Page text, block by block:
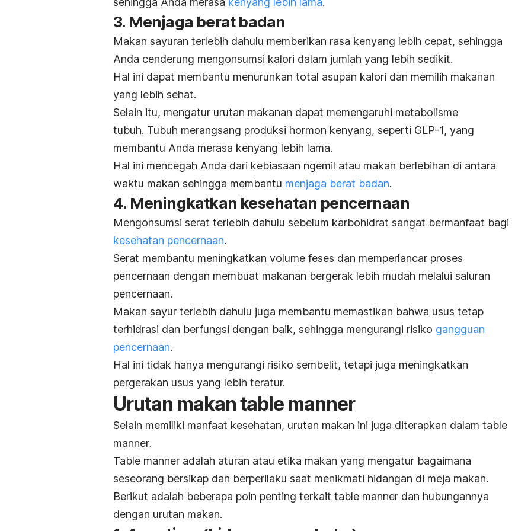
3. Menjaga berat badan
Makan sayuran terlebih dahulu memberikan rasa kenyang lebih cepat, sehingga
Anda cenderung mengonsumsi kalori dalam jumlah yang lebih sedikit.
Hal ini dapat membantu menurunkan total asupan kalori dan memilih makanan
yang lebih sehat.
Selain itu, mengatur urutan makanan dapat memengaruhi metabolisme
tubuh. Tubuh merangsang produksi hormon kenyang, seperti GLP-1, yang
membantu Anda merasa kenyang lebih lama.
Hal ini mencegah Anda dari kebiasaan ngemil atau makan berlebihan di antara
waktu makan sehingga membantu menjaga berat badan.
4. Meningkatkan kesehatan pencernaan
Mengonsumsi serat terlebih dahulu sebelum karbohidrat sangat bermanfaat bagi
kesehatan pencernaan.
Serat membantu meningkatkan volume feses dan memperlancar proses
pencernaan dengan membuat makanan bergerak lebih mudah melalui saluran
pencernaan.
Makan sayur terlebih dahulu juga membantu memastikan bahwa usus tetap
terhidrasi dan berfungsi dengan baik, sehingga mengurangi risiko gangguan
pencernaan.
Hal ini tidak hanya mengurangi risiko sembelit, tetapi juga meningkatkan
pergerakan usus yang lebih teratur.
Urutan makantable manner
Selain memiliki manfaat kesehatan, urutan makan ini juga diterapkan dalam table
manner.
Table manner adalah aturan atau etika makan yang mengatur bagaimana
seseorang bersikap dan berperilaku saat menikmati hidangan di meja makan.
Berikut adalah beberapa poin penting terkait table manner dan hubungannya
dengan urutan makan.